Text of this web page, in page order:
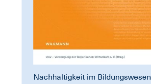
Nachhaltigkeit im Bildungswesen